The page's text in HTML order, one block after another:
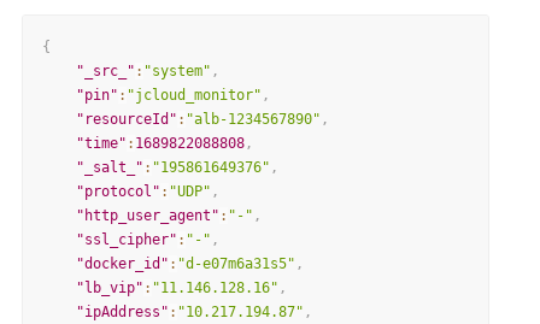
{
"_src_" : "system" ,
"pin" : "jcloud_monitor" ,
"resourceId" : "alb-1234567890" ,
"time" : 1689822088808 ,
"_salt_" : "195861649376" ,
"protocol" : "UDP" ,
"http_user_agent" : "-" ,
"ssl_cipher" : "-" ,
"docker_id" : "d-e07m6a31s5" ,
"lb_vip" : "11.146.128.16" ,
"ipAddress" : "10.217.194.87" ,